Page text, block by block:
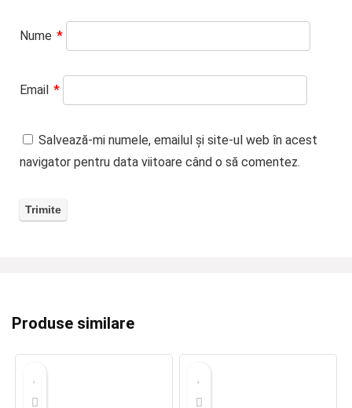
Nume *
Email *
Salvează-mi numele, emailul și site-ul web în acest
navigator pentru data viitoare când o să comentez.
Produse similare